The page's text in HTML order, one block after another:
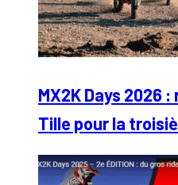
MX2K Days 2026
Tille pour la